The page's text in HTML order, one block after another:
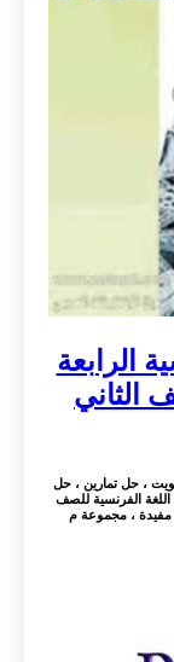
الرابعة
الثاني
، حل تمارين ، حل
اللغة الفرنسية للصف
مفيدة ، مجموعة م